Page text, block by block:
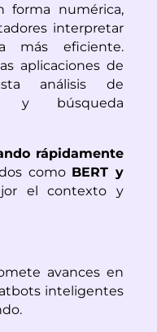
forma numérica,
interpretar
más eficiente.
aplicaciones de
análisis de
y búsqueda
rápidamente
como BERT y
el contexto y
avances en
inteligentes